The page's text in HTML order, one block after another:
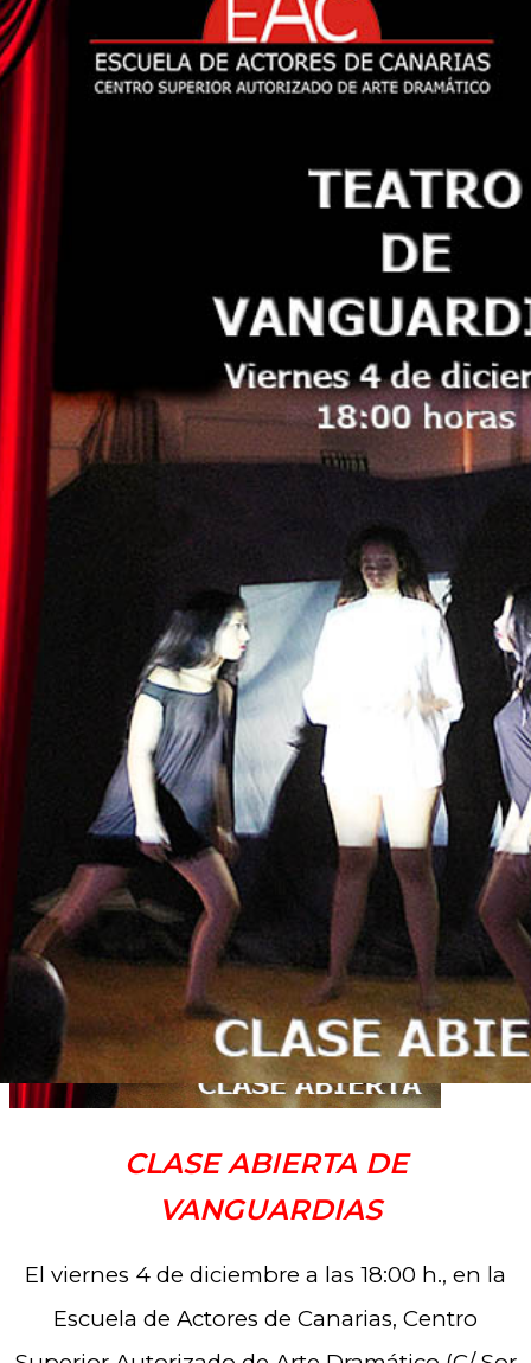
»Clase Abierta de Teatro de Vanguardías
CLASE ABIERTA DE
VANGUARDIAS
El viernes 4 de diciembre a las 18:00 h., en la
Escuela de Actores de Canarias, Centro